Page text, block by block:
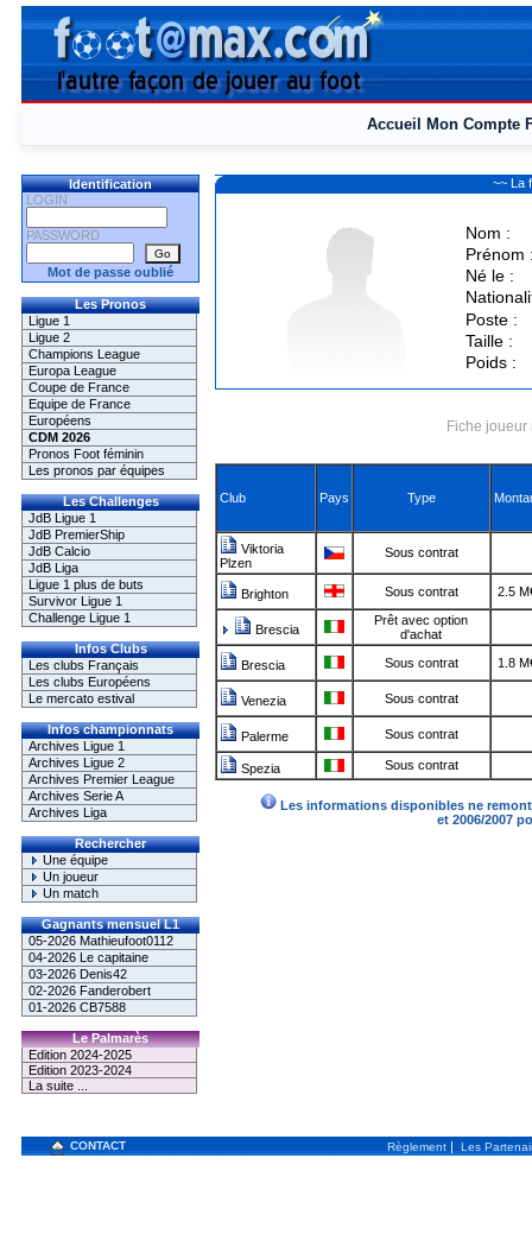
Accueil Mon Compte
Identification
LOGIN
PASSWORD
Mot de passe oublié
Les Pronos
Ligue 1
Ligue 2
Champions League
Europa League
Coupe de France
Equipe de France
Européens
CDM 2026
Pronos Foot féminin
Les pronos par équipes
Les Challenges
JdB Ligue 1
JdB PremierShip
JdB Calcio
JdB Liga
Ligue 1 plus de buts
Survivor Ligue 1
Challenge Ligue 1
Infos Clubs
Les clubs Français
Les clubs Européens
Le mercato estival
Infos championnats
Archives Ligue 1
Archives Ligue 2
Archives Premier League
Archives Serie A
Archives Liga
Rechercher
Une équipe
Un joueur
Un match
Gagnants mensuel L1
05-2026 Mathieufoot0112
04-2026 Le capitaine
03-2026 Denis42
02-2026 Fanderobert
01-2026 CB7588
Le Palmarès
Edition 2024-2025
Edition 2023-2024
La suite ...
~~ La
Nom :
Prénom
Né le :
Poste :
Taille :
Poids :
Fiche
Club Pays Type
Viktoria
Plzen
Sous contrat
Brighton Sous contrat 2.5
Brescia
Prêt avec option
d'achat
Brescia Sous contrat 1.8
Venezia Sous contrat
Palerme Sous contrat
Spezia Sous contrat
Les informations disponibles ne
et 2006/2007
CONTACT Règlement | Les